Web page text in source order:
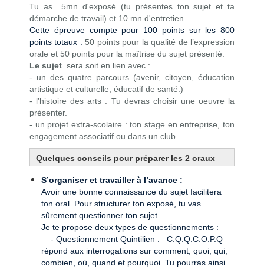
Tu as 5mn d'exposé (tu présentes ton sujet et ta
démarche de travail) et 10 mn d'entretien.
Cette épreuve compte pour 100 points sur les 800
points totaux : 50 points pour la qualité de l’expression
orale et 50 points pour la maîtrise du sujet présenté.
Le sujet sera soit en lien avec :
- un des quatre parcours (avenir, citoyen, éducation
artistique et culturelle, éducatif de santé.)
- l’histoire des arts . Tu devras choisir une oeuvre la
présenter.
- un projet extra-scolaire : ton stage en entreprise, ton
engagement associatif ou dans un club
Quelques conseils pour préparer les 2 oraux
S’organiser et travailler à l’avance :
Avoir une bonne connaissance du sujet facilitera
ton oral. Pour structurer ton exposé, tu vas
sûrement questionner ton sujet.
Je te propose deux types de questionnements :
- Questionnement Quintilien : C.Q.Q.C.O.P.Q
répond aux interrogations sur comment, quoi, qui,
combien, où, quand et pourquoi. Tu pourras ainsi